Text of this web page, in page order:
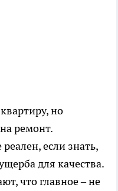
но
ремонт.
если знать,
для качества.
что главное – не